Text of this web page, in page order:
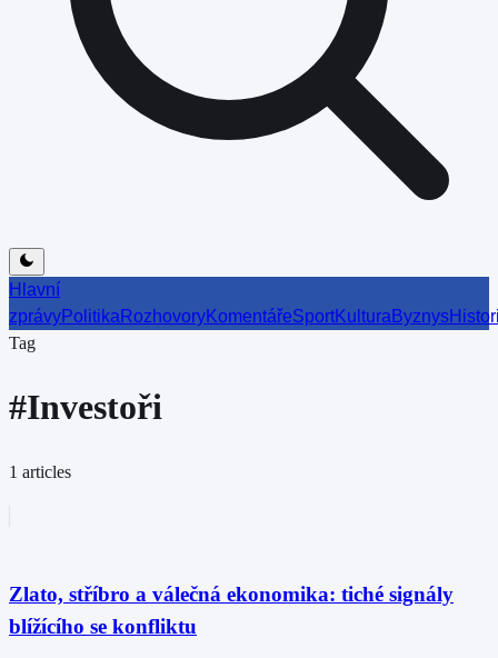
Hlavní
zprávyPolitika RozhovoryKomentářeSportKultura Byznys
Tag
#Investoři
1 articles
Zlato, stříbro a válečná ekonomika: tiché signály
blížícího se konfliktu